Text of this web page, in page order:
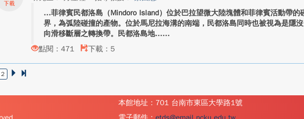
菲律賓民都洛島（Mindoro Island）位於巴拉望微大陸塊體和菲律賓活動帶的
界，為弧陸碰撞的產物。位於馬尼拉海溝的南端，民都洛島同時也被視為是隱
向滑移斷層之轉換帶。民都洛島地...
點閱：471
下載：5
2
本館地址：701 台南市東區大學路1號